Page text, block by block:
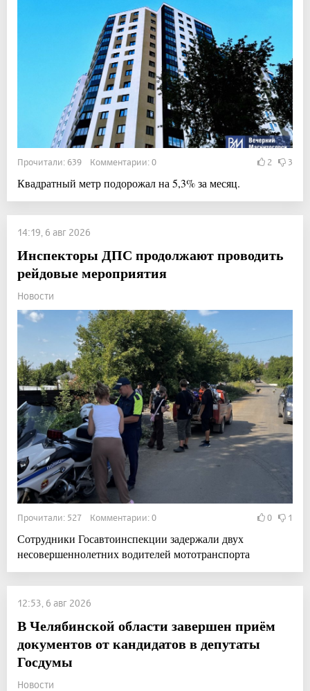
Прочитали: 639 Комментарии: 0 2 3
Квадратный метр подорожал на 5,3% за месяц.
14:19, 6 авг 2026
Инспекторы ДПС продолжают проводить
рейдовые мероприятия
Новости
Прочитали: 527 Комментарии: 0 0 1
Сотрудники Госавтоинспекции задержали двух
несовершеннолетних водителей мототранспорта
12:53, 6 авг 2026
В Челябинской области завершен приём
документов от кандидатов в депутаты
Госдумы
Новости